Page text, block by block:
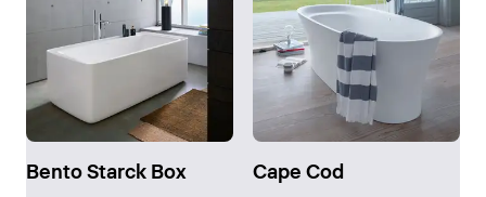
Bento Starck Box Cape Cod